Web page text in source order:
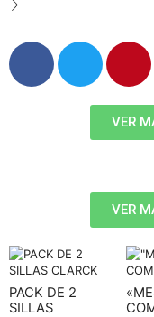
VER
VER
PACK DE 2
SILLAS